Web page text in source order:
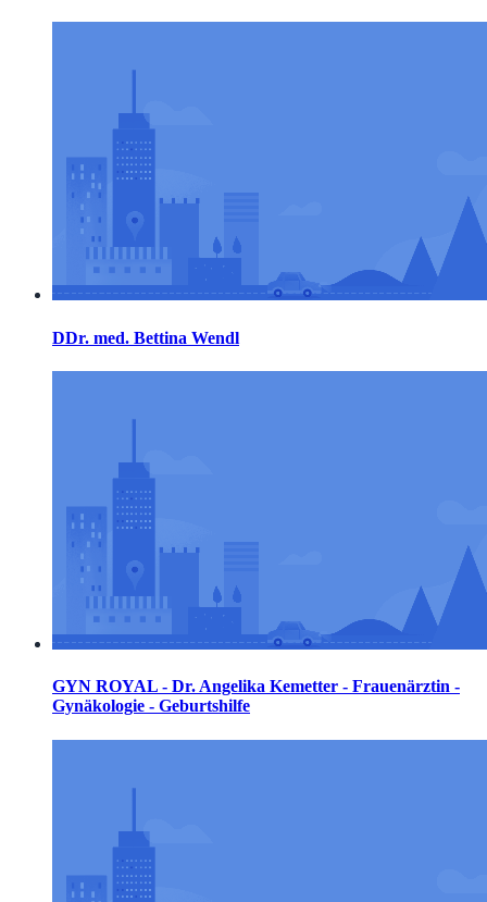
DDr. med. Bettina Wendl
GYN ROYAL - Dr. Angelika Kemetter - Frauenärztin -
Gynäkologie - Geburtshilfe